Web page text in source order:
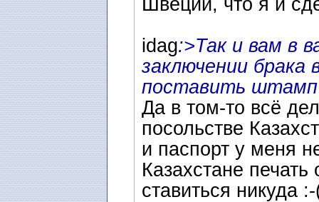
idag:>Так и вам в
заключении
поставить
Да в том-то всё
посольстве
и паспорт у меня
Казахстане
ставиться никуда